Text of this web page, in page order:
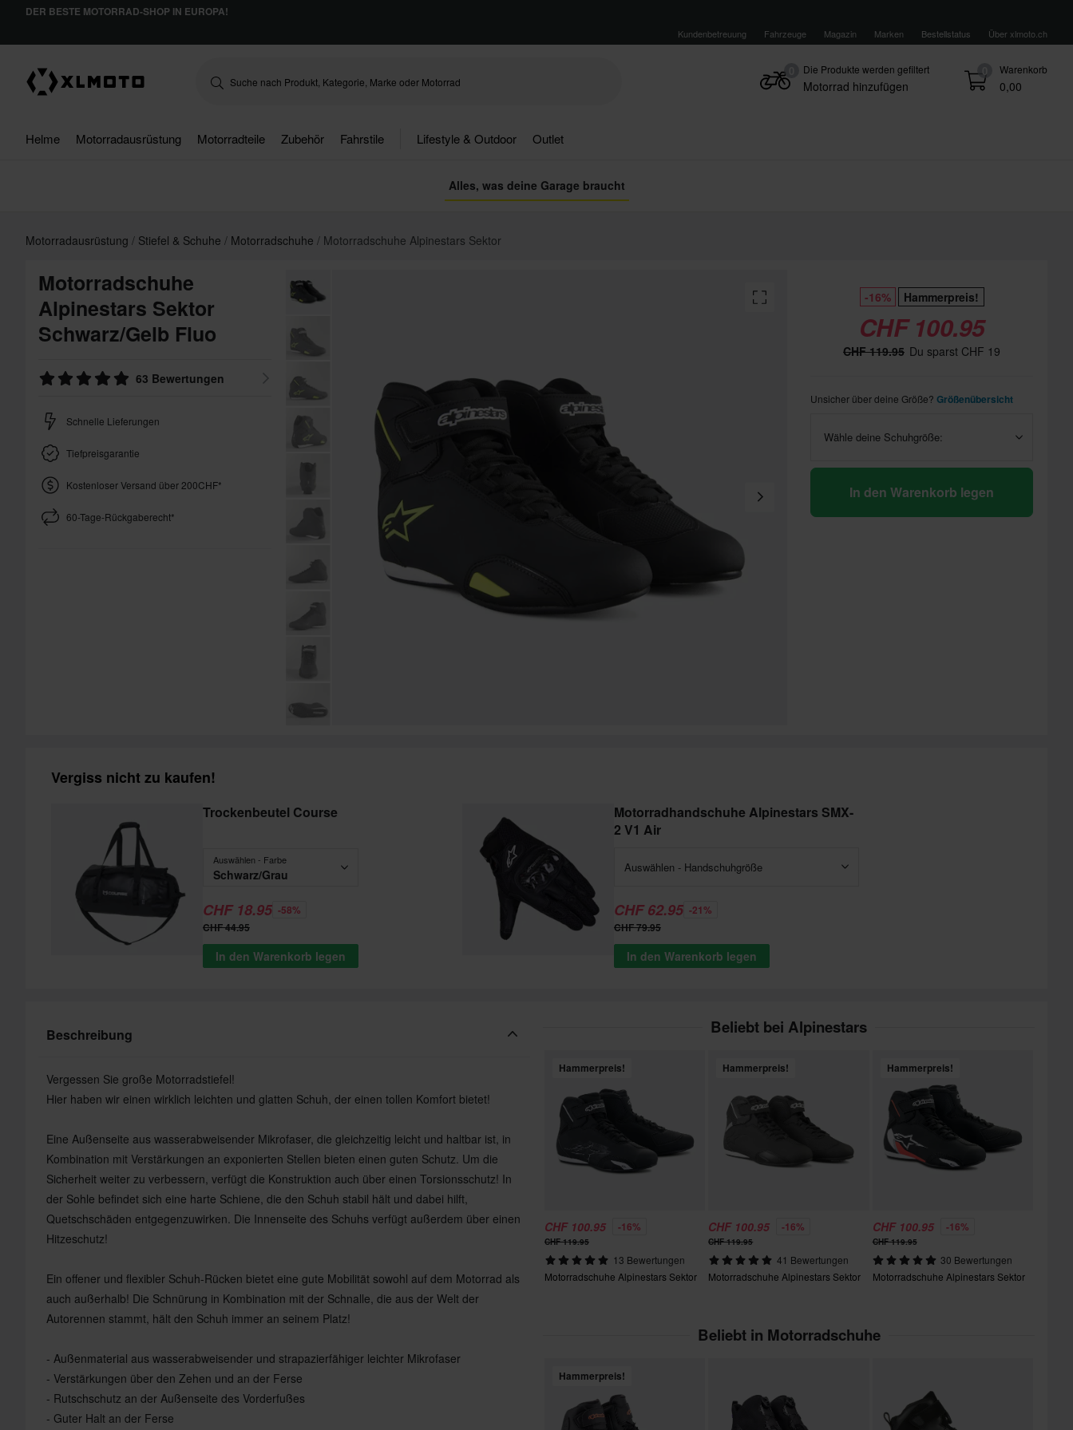
DER BESTE MOTORRAD-SHOP IN EUROPA!
Kundenbetreuung Fahrzeuge Magazin Marken Bestellstatus Über xlmoto.ch
0 Warenkorb
0,00
Die Produkte werden gefiltert
Motorrad hinzufügen
Helme Motorradausrüstung Motorradteile Zubehör Fahrstile Lifestyle & Outdoor Outlet
Alles, was deine Garage braucht
Motorradausrüstung Stiefel & Schuhe Motorradschuhe Motorradschuhe Alpinestars Sektor
Motorradschuhe
Alpinestars Sektor
Schwarz/Gelb Fluo
63 Bewertungen
Schnelle Lieferungen
Tiefpreisgarantie
Kostenloser Versand über 200CHF*
60-Tage-Rückgaberecht*
-16% Hammerpreis!
CHF 100.95
CHF 119.95 Du sparst CHF 19
Unsicher über deine Größe? Größenübersicht
Wähle deine Schuhgröße:
In den Warenkorb legen
Vergiss nicht zu kaufen!
Trockenbeutel Course
Auswählen - Farbe
Schwarz/Grau
CHF 18.95 -58%
CHF 44.95
In den Warenkorb legen
Motorradhandschuhe Alpinestars SMX-
2 V1 Air
Auswählen - Handschuhgröße
CHF 62.95 -21%
CHF 79.95
In den Warenkorb legen
Beschreibung
Vergessen Sie große Motorradstiefel!
Hier haben wir einen wirklich leichten und glatten Schuh, der einen tollen Komfort bietet!
Eine Außenseite aus wasserabweisender Mikrofaser, die gleichzeitig leicht und haltbar ist, in
Kombination mit Verstärkungen an exponierten Stellen bieten einen guten Schutz. Um die
Sicherheit weiter zu verbessern, verfügt die Konstruktion auch über einen Torsionsschutz! In
der Sohle befindet sich eine harte Schiene, die den Schuh stabil hält und dabei hilft,
Quetschschäden entgegenzuwirken. Die Innenseite des Schuhs verfügt außerdem über einen
Hitzeschutz!
Ein offener und flexibler Schuh-Rücken bietet eine gute Mobilität sowohl auf dem Motorrad als
auch außerhalb! Die Schnürung in Kombination mit der Schnalle, die aus der Welt der
Autorennen stammt, hält den Schuh immer an seinem Platz!
- Außenmaterial aus wasserabweisender und strapazierfähiger leichter Mikrofaser
- Verstärkungen über den Zehen und an der Ferse
- Rutschschutz an der Außenseite des Vorderfußes
- Guter Halt an der Ferse
Beliebt bei Alpinestars
Hammerpreis!
CHF 100.95 -16%
CHF 119.95
13 Bewertungen
Motorradschuhe Alpinestars Sektor
Hammerpreis!
CHF 100.95 -16%
CHF 119.95
41 Bewertungen
Motorradschuhe Alpinestars Sektor
Hammerpreis!
CHF 100.95 -16%
CHF 119.95
30 Bewertungen
Motorradschuhe Alpinestars Sektor
Beliebt in Motorradschuhe
Hammerpreis!